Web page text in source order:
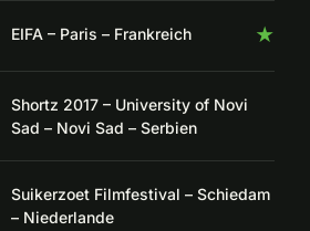
★
EIFA – Paris – Frankreich
Shortz 2017 – University of Novi
Sad – Novi Sad – Serbien
Suikerzoet Filmfestival – Schiedam
– Niederlande